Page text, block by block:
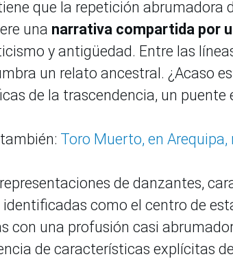
que la repetición abrumadora
una narrativa compartida por
y antigüedad. Entre las
un relato ancestral. ¿Acaso
de la trascendencia, un
Toro Muerto, en
de danzantes,
identificadas como el centro de
con una profusión casi
de características explícitas